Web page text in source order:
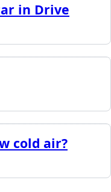
in Drive
cold air?